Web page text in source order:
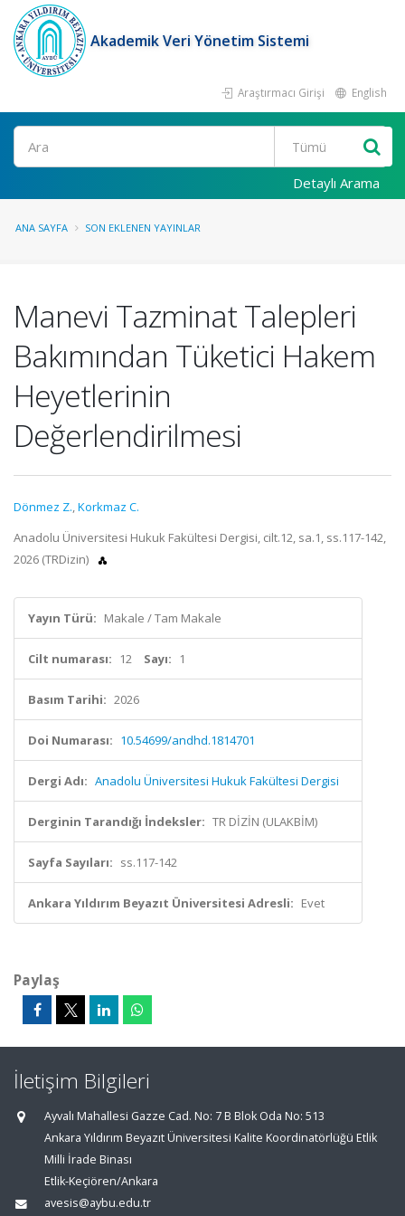
Akademik Veri Yönetim Sistemi
Araştırmacı Girişi English
Ara
Detaylı Arama
ANA SAYFA SON EKLENEN YAYINLAR
Manevi Tazminat Talepleri
Bakımından Tüketici Hakem
Heyetlerinin
Değerlendirilmesi
Dönmez Z.,Korkmaz C.
Anadolu Üniversitesi Hukuk Fakültesi Dergisi, cilt.12, sa.1, ss.117-142,
2026 (TRDizin)
Yayın Türü: Makale / Tam Makale
Cilt numarası: 12 Sayı: 1
Basım Tarihi: 2026
Doi Numarası: 10.54699/andhd.1814701
Dergi Adı: Anadolu Üniversitesi Hukuk Fakültesi Dergisi
Derginin Tarandığı İndeksler: TR DİZİN (ULAKBİM)
Sayfa Sayıları: ss.117-142
Ankara Yıldırım Beyazıt Üniversitesi Adresli: Evet
Paylaş
İletişim Bilgileri
Ayvalı Mahallesi Gazze Cad. No: 7 B Blok Oda No: 513
Ankara Yıldırım Beyazıt Üniversitesi Kalite Koordinatörlüğü Etlik
Milli İrade Binası
Etlik-Keçiören/Ankara
avesis@aybu.edu.tr